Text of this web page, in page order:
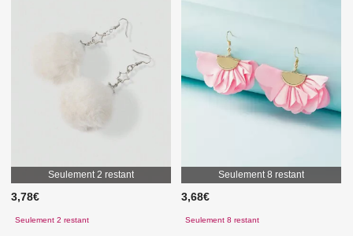
Seulement 2 restant
3,78€
Seulement 2 restant
Seulement 8 restant
3,68€
Seulement 8 restant